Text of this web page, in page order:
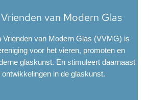
van Modern Glas
Vrienden van Modern Glas (VVMG) is
voor het vieren, promoten en
glaskunst. En stimuleert daarnaast
ontwikkelingen in de glaskunst.